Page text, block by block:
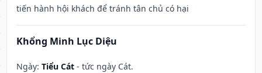
tiến hành hội khách để tránh tân chủ có hại
Khổng Minh Lục Diệu
Ngày: Tiểu Cát - tức ngày Cát.